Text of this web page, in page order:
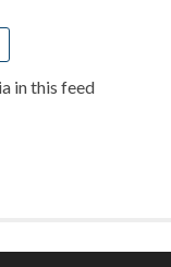
in this feed